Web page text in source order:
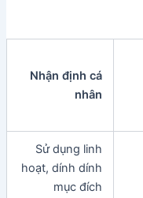
Nhận định cá
nhân
Sử dụng linh
hoạt, dính dính
mục đích